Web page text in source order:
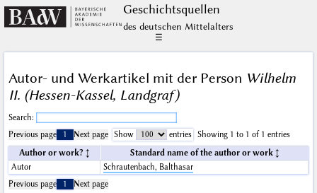
Geschichts­quellen
des deutschen Mittelalters
☰
Autor- und Werkartikel mit der Person Wilhelm
II. (Hessen-Kassel, Landgraf)
Search:
Previous page
1 Next page Show entries
Showing 1 to 1 of 1 entries
Author or work?
Standard name of the author or work
Autor
Schrautenbach, Balthasar
Previous page
1 Next page